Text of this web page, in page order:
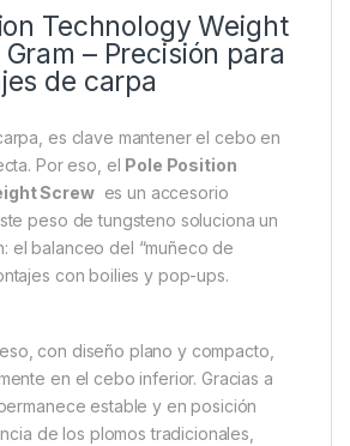
Technology Weight
– Precisión para
de carpa
es clave mantener el cebo en
Por eso, el Pole Position
Screwes un accesorio
peso de tungsteno soluciona un
el balanceo del “muñeco de
con boilies y pop-ups.
con diseño plano y compacto,
en el cebo inferior. Gracias a
estable y en posición
de los plomos tradicionales,